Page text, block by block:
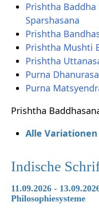
Prishtha
Sparshasana
Prishtha
Prishtha Mushti
Prishtha
Purna
Purna
Prishtha
Alle
Indische
11.09.2026 -
Philosophiesysteme